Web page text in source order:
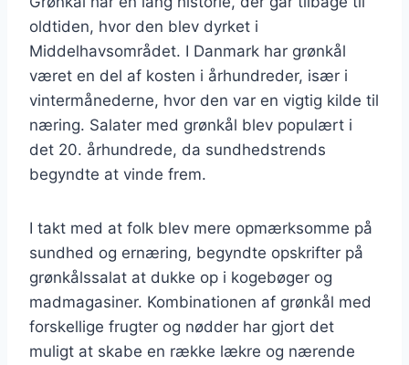
oldtiden, hvor den blev dyrket i
Middelhavsområdet. I Danmark har grønkål
været en del af kosten i århundreder, især i
vintermånederne, hvor den var en vigtig kilde til
næring. Salater med grønkål blev populært i
det 20. århundrede, da sundhedstrends
begyndte at vinde frem.
I takt med at folk blev mere opmærksomme på
sundhed og ernæring, begyndte opskrifter på
grønkålssalat at dukke op i kogebøger og
madmagasiner. Kombinationen af grønkål med
forskellige frugter og nødder har gjort det
muligt at skabe en række lækre og nærende